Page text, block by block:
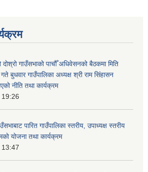
दोश्रो गाउँसभाको पाचौँ अधिवेसनको बैठकमा मिति
बुधवार गाउँपालिका अध्यक्ष श्री राम सिंहासन
नीति तथा कार्यक्रम
पारित गाउँपालिका स्तरीय, उपाध्यक्ष स्तरीय
योजना तथा कार्यक्रम